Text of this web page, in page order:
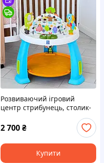
Розвиваючий ігровий
центр стрибунець, столик-
LEGO та крутиться сидіння
(блакитний)
2 700₴
Купити